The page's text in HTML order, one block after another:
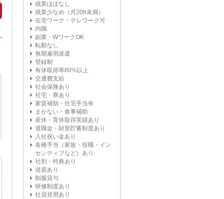
残業ほぼなし
残業少なめ（月20h未満）
在宅ワーク・テレワーク可
内職
副業・WワークOK
転勤なし
無期雇用派遣
登録制
有休取得率80%以上
交通費支給
社会保険あり
社宅・寮あり
家賃補助・住宅手当有
まかない・食事補助
産休・育休取得実績あり
退職金・財形貯蓄制度あり
入社祝い金あり
各種手当（家族・役職・イン
センティブなど）あり
社割・特典あり
送迎あり
制服貸与
研修制度あり
社員登用あり